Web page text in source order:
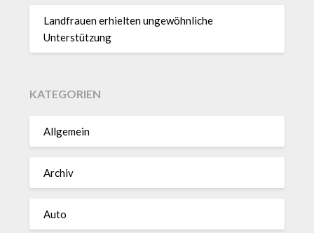
Landfrauen erhielten ungewöhnliche
Unterstützung
KATEGORIEN
Allgemein
Archiv
Auto